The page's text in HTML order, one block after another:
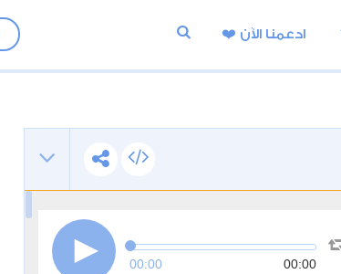
ادعمنا اﻵن ❤️
00:00 00:00